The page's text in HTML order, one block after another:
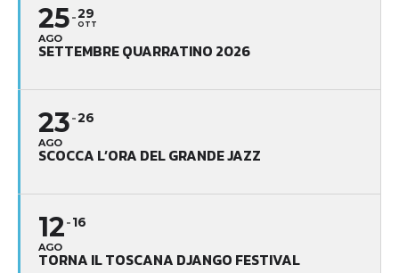
25
AGO
29
OTT
SETTEMBRE QUARRATINO 2026
23
AGO
26
SCOCCA L’ORA DEL GRANDE JAZZ
12
AGO
16
TORNA IL TOSCANA DJANGO FESTIVAL